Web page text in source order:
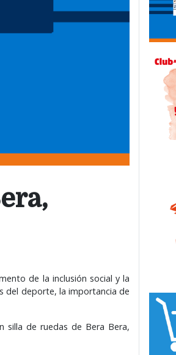
de la inclusión social y la
del deporte, la importancia de
silla de ruedas de Bera Bera,